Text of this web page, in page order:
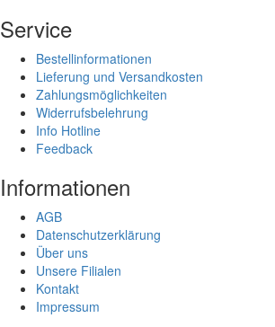
Service
Bestellinformationen
Lieferung und Versandkosten
Zahlungsmöglichkeiten
Widerrufsbelehrung
Info Hotline
Feedback
Informationen
AGB
Datenschutzerklärung
Über uns
Unsere Filialen
Kontakt
Impressum